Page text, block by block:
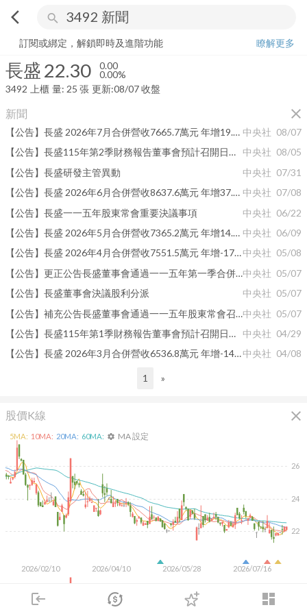
arrow_back_ios search
login dashboard
市場 登入
長盛 22.300.00%
訂閱或綁定，解鎖即時及進階功能
瞭解更多
長盛22.30 0.00
0.00%
3492
上櫃 量: 25 張 更新:08/07 收盤
新聞 close
【公告】長盛 2026年7月合併營收7665.7萬元 年增19.02% 中央社 08/07
【公告】長盛115年第2季財務報告董事會預計召開日期為115年8月13日
中央社 08/05
【公告】長盛研發主管異動
中央社 07/31
【公告】長盛 2026年6月合併營收8637.6萬元 年增37.59% 中央社 07/08
【公告】長盛一一五年股東常會重要決議事項
中央社 06/22
【公告】長盛 2026年5月合併營收7365.2萬元 年增14.15% 中央社 06/09
【公告】長盛 2026年4月合併營收7551.5萬元 年增-17.81%中央社 05/08
【公告】更正公告長盛董事會通過一一五年第一季合併財務報表(更正公告主旨及1月1日累計至本期止基本每股盈餘數字誤值)中央社 05/07
【公告】長盛董事會決議股利分派
中央社 05/07
【公告】補充公告長盛董事會通過一一五年股東常會召開日期中央社 05/07
【公告】長盛115年第1季財務報告董事會預計召開日期為115年5月7日
中央社 04/29
【公告】長盛 2026年3月合併營收6536.8萬元 年增-14.08%中央社 04/08
1 »
股價K線 close
2026/02/10 2026/04/10 2026/05/28 2026/07/16
22
24
26
5MA: 10MA: 20MA: 60MA: settings MA 設定